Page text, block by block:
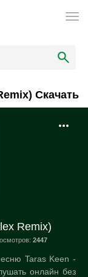
Скачать
Remix)
2447
Taras Keen -
онлайн без